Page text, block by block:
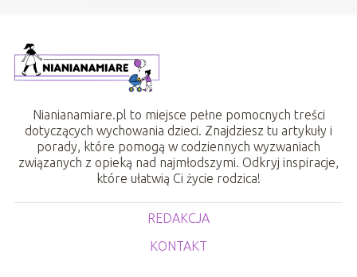
Nianianamiare.pl to miejsce pełne pomocnych treści
dotyczących wychowania dzieci. Znajdziesz tu artykuły i
porady, które pomogą w codziennych wyzwaniach
związanych z opieką nad najmłodszymi. Odkryj inspiracje,
które ułatwią Ci życie rodzica!
REDAKCJA
KONTAKT